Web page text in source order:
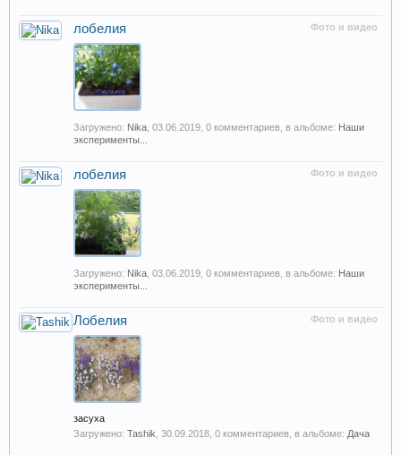
Фото и видео
лобелия
Загружено: Nika 03.06.2019 , 0 комментариев, в альбоме: Наши
эксперименты...
Фото и видео
лобелия
Загружено: Nika 03.06.2019 , 0 комментариев, в альбоме: Наши
эксперименты...
Фото и видео
Лобелия
засуха
Загружено: Tashik 30.09.2018 , 0 комментариев, в альбоме: Дача